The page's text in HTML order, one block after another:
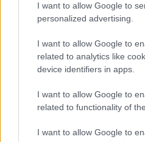
I want to allow Google to
personalized advertising.
I want to allow Google to
related to analytics like
device identifiers in apps.
I want to allow Google to
related to functionality of
I want to allow Google to
πρέπει να βοηθήσουμε
Γνωρίζουμε τα
Όπου δεν φτάνουν οι
μπορούμε να τους
είπε χαρακτηριστικά.
#Repost
«Corazón cofrade,